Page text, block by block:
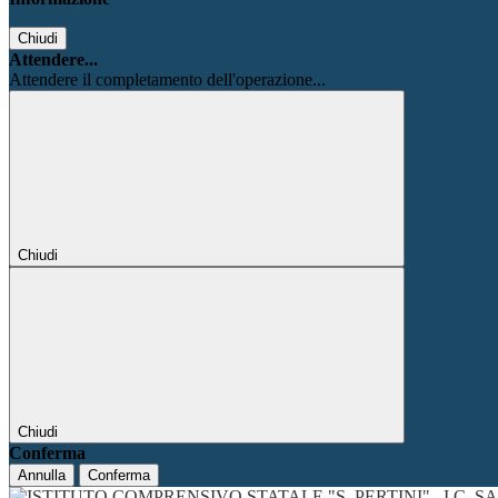
Chiudi
Attendere...
Attendere il completamento dell'operazione...
Chiudi
Chiudi
Conferma
Annulla Conferma